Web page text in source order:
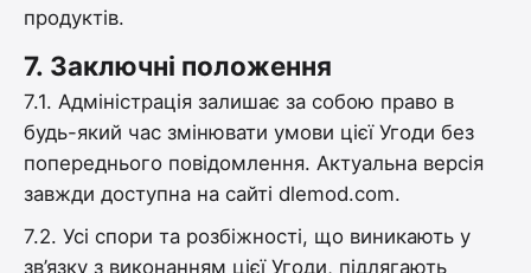
продуктів.
7. Заключні положення
7.1. Адміністрація залишає за собою право в
будь-який час змінювати умови цієї Угоди без
попереднього повідомлення. Актуальна версія
завжди доступна на сайті dlemod.com.
7.2. Усі спори та розбіжності, що виникають у
зв’язку з виконанням цієї Угоди, підлягають